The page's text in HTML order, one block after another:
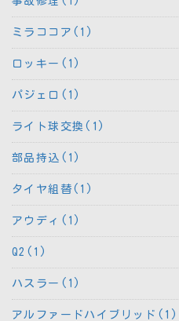
ミラココア(1)
ロッキー(1)
パジェロ(1)
ライト球交換(1)
部品持込(1)
タイヤ組替(1)
アウディ(1)
Q2(1)
ハスラー(1)
アルファードハイブリッド(1)